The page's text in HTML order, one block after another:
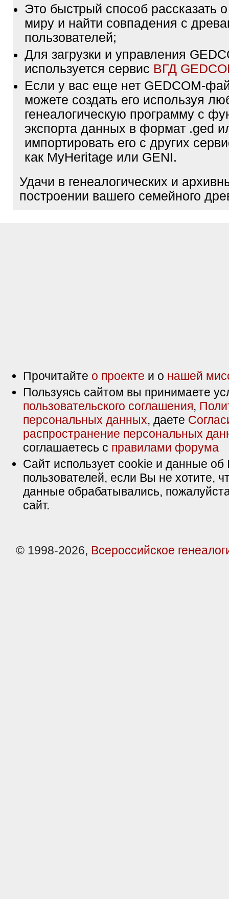
Это быстрый способ рассказать
миру и найти совпадения с
пользователей;
Для загрузки и управления
используется сервис ВГД
Если у вас еще нет GEDCOM-
можете создать его используя
генеалогическую программу с
экспорта данных в формат .ged
импортировать его с других
как MyHeritage или GENI.
Удачи в генеалогических и
построении вашего семейного
Прочитайте о проекте и о нашей
Пользуясь сайтом вы принимаете
пользовательского соглашения,
персональных данных, даете
распространение персональных
соглашаетесь с правилами форума
Сайт использует cookie и данные об
пользователей, если Вы не хотите,
данные обрабатывались,
сайт.
© 1998-2026, Всероссийское